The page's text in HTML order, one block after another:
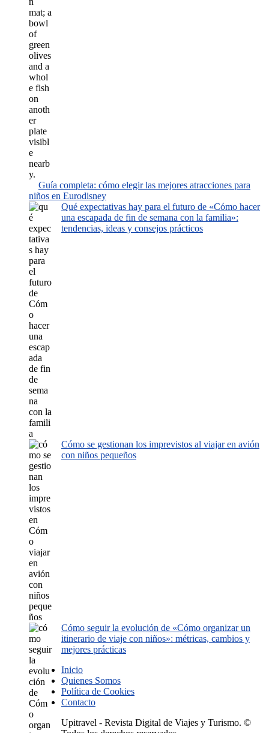
Guía completa: cómo elegir las mejores atracciones para
niños en Eurodisney
Qué expectativas hay para el futuro de «Cómo hacer
una escapada de fin de semana con la familia»:
tendencias, ideas y consejos prácticos
Cómo se gestionan los imprevistos al viajar en avión
con niños pequeños
Cómo seguir la evolución de «Cómo organizar un
itinerario de viaje con niños»: métricas, cambios y
mejores prácticas
Inicio
Quienes Somos
Política de Cookies
Contacto
Upitravel - Revista Digital de Viajes y Turismo. ©